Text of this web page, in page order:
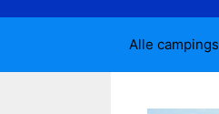
Alle campings